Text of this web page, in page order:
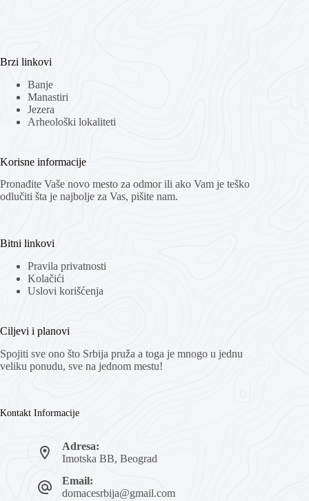
Brzi linkovi
Banje
Manastiri
Jezera
Arheološki lokaliteti
Korisne informacije
Pronađite Vaše novo mesto za odmor ili ako Vam je teško
odlučiti šta je najbolje za Vas, pišite nam.
Bitni linkovi
Pravila privatnosti
Kolačići
Uslovi korišćenja
Ciljevi i planovi
Spojiti sve ono što Srbija pruža a toga je mnogo u jednu
veliku ponudu, sve na jednom mestu!
Kontakt Informacije
Adresa:
Imotska BB, Beograd
Email:
domacesrbija@gmail.com